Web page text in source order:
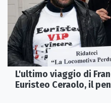
L'ultimo viaggio di
Euristeo Ceraolo, il